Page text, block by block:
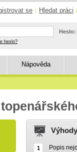
se | Hledat práci |
Heslo:
heslo?
Nápověda
1 Popis